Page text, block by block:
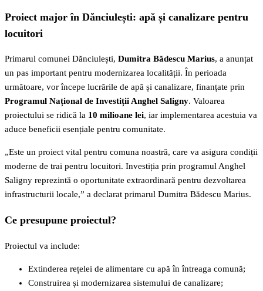
Proiect major în Dănciulești: apă și canalizare pentru
locuitori
Primarul comunei Dănciulești, Dumitra Bădescu Marius, a anunțat
un pas important pentru modernizarea localității. În perioada
următoare, vor începe lucrările de apă și canalizare, finanțate prin
Programul Național de Investiții Anghel Saligny. Valoarea
proiectului se ridică la 10 milioane lei, iar implementarea acestuia va
aduce beneficii esențiale pentru comunitate.
„Este un proiect vital pentru comuna noastră, care va asigura condiții
moderne de trai pentru locuitori. Investiția prin programul Anghel
Saligny reprezintă o oportunitate extraordinară pentru dezvoltarea
infrastructurii locale,” a declarat primarul Dumitra Bădescu Marius.
Ce presupune proiectul?
Proiectul va include:
Extinderea rețelei de alimentare cu apă în întreaga comună;
Construirea și modernizarea sistemului de canalizare;